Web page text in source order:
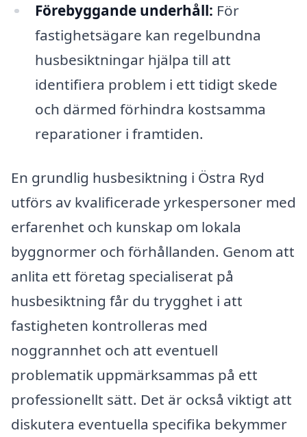
Förebyggande underhåll: För
fastighetsägare kan regelbundna
husbesiktningar hjälpa till att
identifiera problem i ett tidigt skede
och därmed förhindra kostsamma
reparationer i framtiden.
En grundlig husbesiktning i Östra Ryd
utförs av kvalificerade yrkespersoner med
erfarenhet och kunskap om lokala
byggnormer och förhållanden. Genom att
anlita ett företag specialiserat på
husbesiktning får du trygghet i att
fastigheten kontrolleras med
noggrannhet och att eventuell
problematik uppmärksammas på ett
professionellt sätt. Det är också viktigt att
diskutera eventuella specifika bekymmer